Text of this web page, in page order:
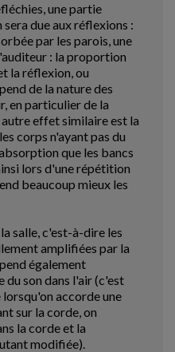
une partie
due aux réflexions :
par les parois, une
: la proportion
la réflexion, ou
de la nature des
en particulier de la
effet similaire est la
corps n'ayant pas du
que les bancs
lors d'une répétition
beaucoup mieux les
salle, c'est-à-dire les
amplifiées par la
également
du son dans l'air (c'est
lorsqu'on accorde une
sur la corde, on
la corde et la
modifiée).